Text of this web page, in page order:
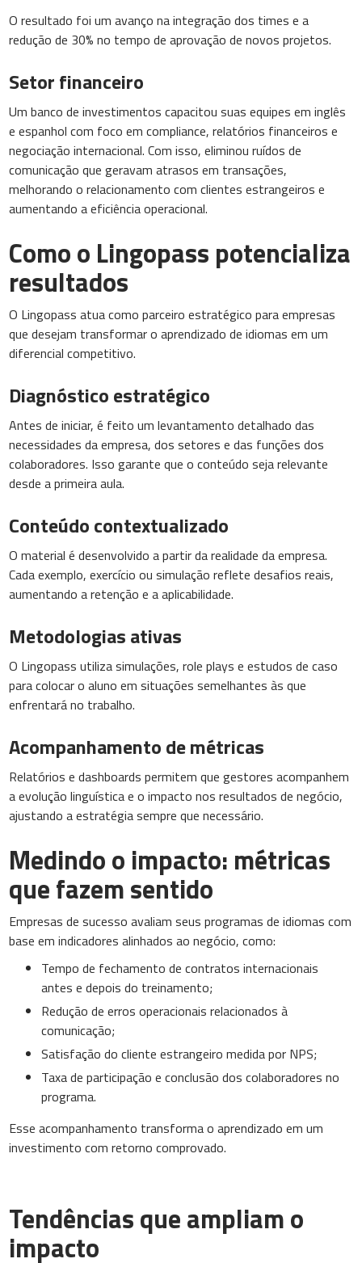
O resultado foi um avanço na integração dos times e a
redução de 30% no tempo de aprovação de novos projetos.
Setor financeiro
Um banco de investimentos capacitou suas equipes em inglês
e espanhol com foco em compliance, relatórios financeiros e
negociação internacional. Com isso, eliminou ruídos de
comunicação que geravam atrasos em transações,
melhorando o relacionamento com clientes estrangeiros e
aumentando a eficiência operacional.
Como o Lingopass potencializa
resultados
O Lingopass atua como parceiro estratégico para empresas
que desejam transformar o aprendizado de idiomas em um
diferencial competitivo.
Diagnóstico estratégico
Antes de iniciar, é feito um levantamento detalhado das
necessidades da empresa, dos setores e das funções dos
colaboradores. Isso garante que o conteúdo seja relevante
desde a primeira aula.
Conteúdo contextualizado
O material é desenvolvido a partir da realidade da empresa.
Cada exemplo, exercício ou simulação reflete desafios reais,
aumentando a retenção e a aplicabilidade.
Metodologias ativas
O Lingopass utiliza simulações, role plays e estudos de caso
para colocar o aluno em situações semelhantes às que
enfrentará no trabalho.
Acompanhamento de métricas
Relatórios e dashboards permitem que gestores acompanhem
a evolução linguística e o impacto nos resultados de negócio,
ajustando a estratégia sempre que necessário.
Medindo o impacto: métricas
que fazem sentido
Empresas de sucesso avaliam seus programas de idiomas com
base em indicadores alinhados ao negócio, como:
Tempo de fechamento de contratos internacionais
antes e depois do treinamento;
Redução de erros operacionais relacionados à
comunicação;
Satisfação do cliente estrangeiro medida por NPS;
Taxa de participação e conclusão dos colaboradores no
programa.
Esse acompanhamento transforma o aprendizado em um
investimento com retorno comprovado.
Tendências que ampliam o
impacto